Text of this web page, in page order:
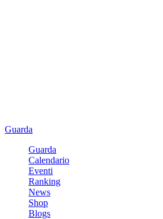
Guarda
Guarda
Calendario
Eventi
Ranking
News
Shop
Blogs